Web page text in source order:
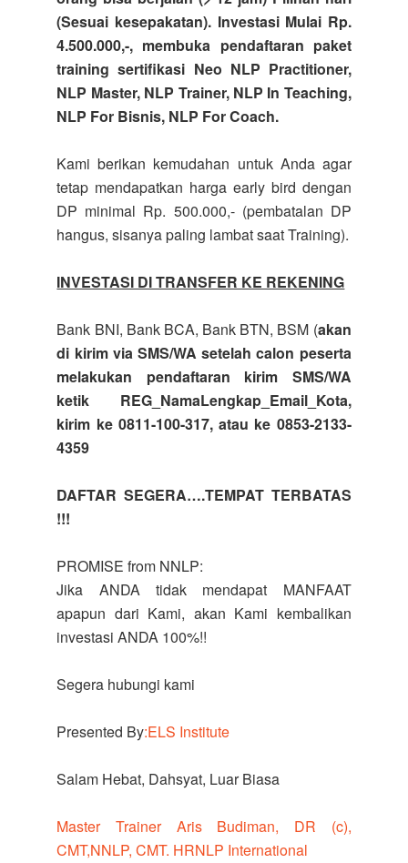
(Sesuai kesepakatan). Investasi Mulai Rp.
4.500.000,-, membuka pendaftaran paket
training sertifikasi Neo NLP Practitioner,
NLP Master, NLP Trainer, NLP In Teaching,
NLP For Bisnis, NLP For Coach.
Kami berikan kemudahan untuk Anda agar
tetap mendapatkan harga early bird dengan
DP minimal Rp. 500.000,- (pembatalan DP
hangus, sisanya paling lambat saat Training).
INVESTASI DI TRANSFER KE REKENING
Bank BNI, Bank BCA, Bank BTN, BSM (akan
di kirim via SMS/WA setelah calon peserta
melakukan pendaftaran kirim SMS/WA
ketik REG_NamaLengkap_Email_Kota,
kirim ke 0811-100-317, atau ke 0853-2133-
4359
DAFTAR SEGERA….TEMPAT TERBATAS
!!!
PROMISE from NNLP:
Jika ANDA tidak mendapat MANFAAT
apapun dari Kami, akan Kami kembalikan
investasi ANDA 100%!!
Segera hubungi kami
Presented By:ELS Institute
Salam Hebat, Dahsyat, Luar Biasa
Master Trainer Aris Budiman, DR (c),
CMT,NNLP, CMT. HRNLP International